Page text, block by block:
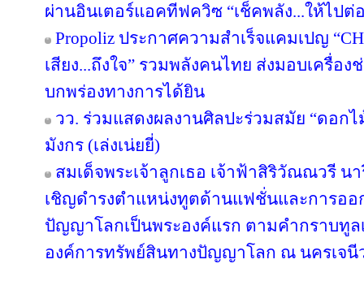
ผ่านอินเตอร์แอคทีฟควิซ “เช็คพลัง...ให้ไปต่
Propoliz ประกาศความสำเร็จแคมเปญ
เสียง...ถึงใจ” รวมพลังคนไทย ส่งมอบเครื่อ
บกพร่องทางการได้ยิน
วว. ร่วมแสดงผลงานศิลปะร่วมสมัย “ดอก
มังกร (เล่งเน่ยยี่)
สมเด็จพระเจ้าลูกเธอ เจ้าฟ้าสิริวัณณวรี
เชิญดำรงตำแหน่งทูตด้านแฟชั่นและการอ
ปัญญาโลกเป็นพระองค์แรก ตามคำกราบทู
องค์การทรัพย์สินทางปัญญาโลก ณ นครเจนี